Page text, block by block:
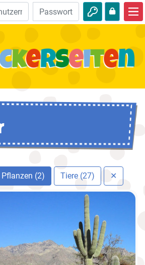
Bibel entdecken
Audio
Abenteuer
Pflanzen (2) Tiere (27) ✕